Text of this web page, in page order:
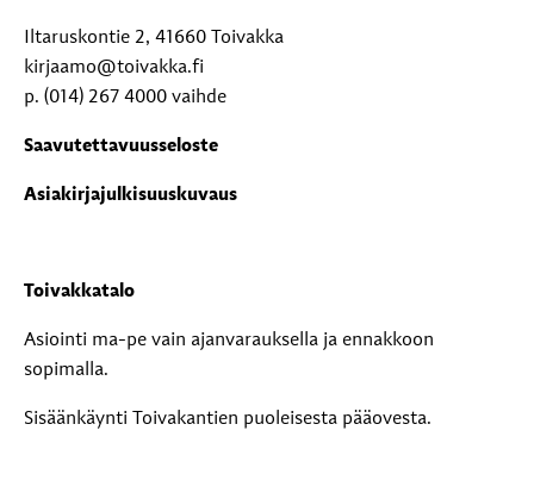
Iltaruskontie 2, 41660 Toivakka
kirjaamo@toivakka.fi
p. (014) 267 4000 vaihde
Saavutettavuusseloste
Asiakirjajulkisuuskuvaus
Toivakkatalo
Asiointi ma-pe vain ajanvarauksella ja ennakkoon
sopimalla.
Sisäänkäynti Toivakantien puoleisesta pääovesta.